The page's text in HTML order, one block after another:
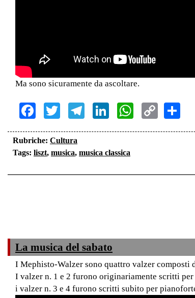
Ma sono sicuramente da ascoltare.
Facebook
TwitterTelegram
LinkedInWhatsApp
Copy
Link
Rubriche: Cultura
Tags: liszt, musica, musica classica
La musica del sabato
I Mephisto-Walzer sono quattro valzer composti
I valzer n. 1 e 2 furono originariamente scritti
i valzer n. 3 e 4 furono scritti subito per